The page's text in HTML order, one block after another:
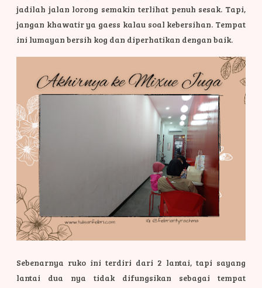
jadilah jalan lorong semakin terlihat penuh sesak. Tapi,
jangan khawatir ya gaess kalau soal kebersihan. Tempat
ini lumayan bersih kog dan diperhatikan dengan baik.
Sebenarnya ruko ini terdiri dari 2 lantai, tapi sayang
lantai dua nya tidak difungsikan sebagai tempat